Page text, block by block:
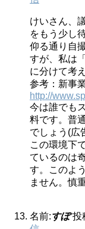
けいさん、
をもう少し
仰る通り自
すが、私は
に分けて考
参考：新事
http://
今は誰でも
料です。普
でしょう(広
この環境下
ているのは
す。このよ
ません。慎
名前:すぽ 投